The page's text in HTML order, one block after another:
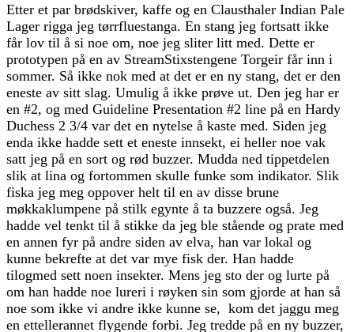
Etter et par brødskiver, kaffe og en Clausthaler Indian Pale
Lager rigga jeg tørrfluestanga. En stang jeg fortsatt ikke
får lov til å si noe om, noe jeg sliter litt med. Dette er
prototypen på en av StreamStixstengene Torgeir får inn i
sommer. Så ikke nok med at det er en ny stang, det er den
eneste av sitt slag. Umulig å ikke prøve ut. Den jeg har er
en #2, og med Guideline Presentation #2 line på en Hardy
Duchess 2 3/4 var det en nytelse å kaste med. Siden jeg
enda ikke hadde sett et eneste innsekt, ei heller noe vak
satt jeg på en sort og rød buzzer. Mudda ned tippetdelen
slik at lina og fortommen skulle funke som indikator. Slik
fiska jeg meg oppover helt til en av disse brune
møkkaklumpene på stilk egynte å ta buzzere også. Jeg
hadde vel tenkt til å stikke da jeg ble stående og prate med
en annen fyr på andre siden av elva, han var lokal og
kunne bekrefte at det var mye fisk der. Han hadde
tilogmed sett noen insekter. Mens jeg sto der og lurte på
om han hadde noe lureri i røyken sin som gjorde at han så
noe som ikke vi andre ikke kunne se, kom det jaggu meg
en ettellerannet flygende forbi. Jeg tredde på en ny buzzer,